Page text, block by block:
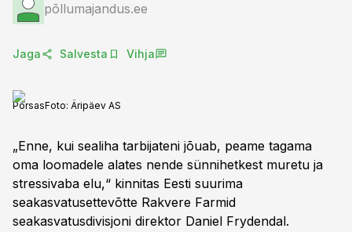
põllumajandus.ee
Jaga Salvesta Vihja
PõrsasFoto: Äripäev AS
„Enne, kui sealiha tarbijateni jõuab, peame tagama
oma loomadele alates nende sünnihetkest muretu ja
stressivaba elu,“ kinnitas Eesti suurima
seakasvatusettevõtte Rakvere Farmid
seakasvatusdivisjoni direktor Daniel Frydendal.